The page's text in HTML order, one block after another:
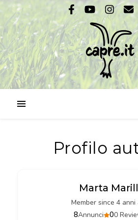
Profilo
Marta
Member since 4 anni
00
8Annunci